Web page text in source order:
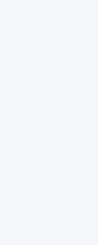
دیجیتال متولد شده است.
نویسندگان، تحلیل‌گران و
است که هدفشان ارائه
اعتماد و کاربرپسند به شماست.
پوست که باعث لک و
به استفاده از چند…